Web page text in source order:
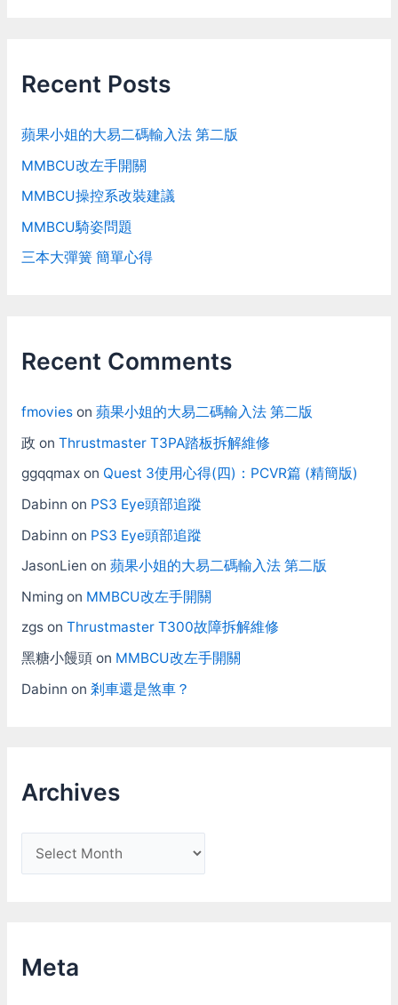
Recent Posts
蘋果小姐的大易二碼輸入法 第二版
MMBCU改左手開關
MMBCU操控系改裝建議
MMBCU騎姿問題
三本大彈簧 簡單心得
Recent Comments
fmovieson 蘋果小姐的大易二碼輸入法 第二版
政 on Thrustmaster T3PA踏板拆解維修
ggqqmaxon Quest 3使用心得(四)：PCVR篇 (精簡版)
Dabinn on PS3 Eye頭部追蹤
Dabinn on PS3 Eye頭部追蹤
JasonLien on 蘋果小姐的大易二碼輸入法 第二版
Nmingon MMBCU改左手開關
zgson Thrustmaster T300故障拆解維修
黑糖小饅頭on MMBCU改左手開關
Dabinn on 剎車還是煞車？
Archives
r
iMeta